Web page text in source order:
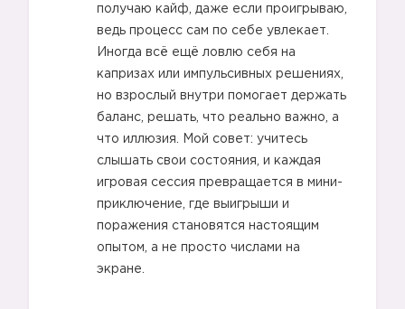
🙋
получаю кайф, даже если проигрываю,
ведь процесс сам по себе увлекает.
Иногда всё ещё ловлю себя на
капризах или импульсивных решениях,
но взрослый внутри помогает держать
баланс, решать, что реально важно, а
что иллюзия. Мой совет: учитесь
слышать свои состояния, и каждая
игровая сессия превращается в мини-
приключение, где выигрыши и
поражения становятся настоящим
опытом, а не просто числами на
экране.